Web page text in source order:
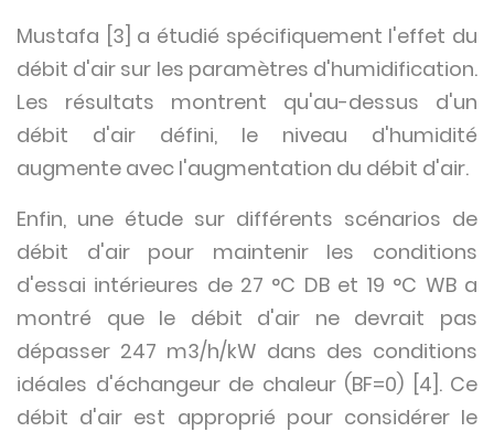
Mustafa [3] a étudié spécifiquement l'effet du
débit d'air sur les paramètres d'humidification.
Les résultats montrent qu'au-dessus d'un
débit d'air défini, le niveau d'humidité
augmente avec l'augmentation du débit d'air.
Enfin, une étude sur différents scénarios de
débit d'air pour maintenir les conditions
d'essai intérieures de 27 °C DB et 19 °C WB a
montré que le débit d'air ne devrait pas
dépasser 247 m3/h/kW dans des conditions
idéales d'échangeur de chaleur (BF=0) [4]. Ce
débit d'air est approprié pour considérer le